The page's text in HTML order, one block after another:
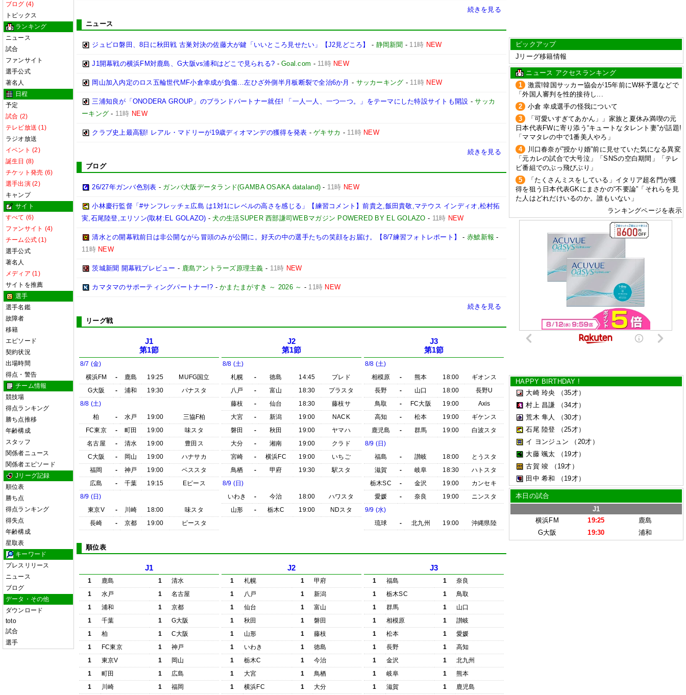
ブログ (4)
トピックス
ランキング
ニュース
試合
ファンサイト
選手公式
著名人
日程
予定
試合 (2)
テレビ放送 (1)
ラジオ放送
イベント (2)
誕生日 (8)
チケット発売 (6)
選手出演 (2)
キャンプ
サイト
すべて (6)
ファンサイト (4)
チーム公式 (1)
選手公式
著名人
メディア (1)
サイトを推薦
選手
選手名鑑
故障者
移籍
エピソード
契約状況
出場時間
得点・警告
チーム情報
競技場
得点ランキング
勝ち点推移
年齢構成
スタッフ
関係者ニュース
関係者エピソード
Jリーグ記録
順位表
勝ち点
得点ランキング
得失点
年齢構成
星取表
キーワード
プレスリリース
ニュース
ブログ
データ・その他
ダウンロード
toto
試合
選手
続きを見る
ニュース
ジュビロ磐田、8日に秋田戦 古巣対決の佐藤大が鍵「いいところ見せたい」【J2見どころ】 - 静岡新聞 - 11時 NEW
J1開幕戦の横浜FM対鹿島、G大阪vs浦和はどこで見られる? -Goal.com - 11時 NEW
岡山加入内定のロス五輪世代MF小倉幸成が負傷…左ひざ外側半月板断裂で全治6か月 - サッカーキング - 11時 NEW
三浦知良が「ONODERA GROUP」のブランドパートナー就任! 「一人一人、一つ一つ。」をテーマにした特設サイトも開設 -サッカ
ーキング - 11時 NEW
クラブ史上最高額! レアル・マドリーが19歳ディオマンデの獲得を発表 -ゲキサカ - 11時 NEW
続きを見る
ブログ
26/27年ガンバ色別表 - ガンバ大阪データランド(GAMBA OSAKA dataland) - 11時 NEW
小林慶行監督「#サンフレッチェ広島 は1対1にレベルの高さを感じる」【練習コメント】前貴之,飯田貴敬,マテウス インディオ,松村拓
実,石尾陸登,エリソン(取材:EL GOLAZO) -犬の生活SUPER 西部謙司WEBマガジン POWERED BY EL GOLAZO - 11時 NEW
清水との開幕戦前日は非公開ながら冒頭のみが公開に。好天の中の選手たちの笑顔をお届け。【8/7練習フォトレポート】 -赤鯱新報 -
11時 NEW
茨城新聞 開幕戦プレビュー - 鹿島アントラーズ原理主義 - 11時 NEW
カマタマのサポーティングパートナー!? -かまたまがすき ～ 2026 ～ - 11時 NEW
続きを見る
リーグ戦
J1
第1節
8/7 (金)
横浜FM
- 鹿島 19:25
MUFG国立
G大阪
- 浦和 19:30
パナスタ
8/8 (土)
柏
- 水戸 19:00
三協F柏
FC東京
- 町田 19:00
味スタ
名古屋
- 清水 19:00
豊田ス
C大阪
- 岡山 19:00
ハナサカ
福岡
- 神戸 19:00
ベススタ
広島
- 千葉 19:15
Eピース
8/9 (日)
東京V
- 川崎 18:00
味スタ
長崎
- 京都 19:00 ピースタ
J2
第1節
8/8 (土)
札幌
- 徳島 14:45
プレド
八戸
- 富山 18:30
プラスタ
藤枝
- 仙台 18:30
藤枝サ
大宮
- 新潟 19:00
NACK
磐田
- 秋田 19:00
ヤマハ
大分
- 湘南 19:00
クラド
宮崎
- 横浜FC 19:00
いちご
鳥栖
- 甲府 19:30
駅スタ
8/9 (日)
いわき
- 今治 18:00
ハワスタ
山形
- 栃木C 19:00 NDスタ
J3
第1節
8/8 (土)
相模原
- 熊本 18:00
ギオンス
長野
- 山口 18:00
長野U
鳥取
- FC大阪 19:00
Axis
高知
- 松本 19:00
ギケンス
鹿児島
- 群馬 19:00
白波スタ
8/9 (日)
福島
- 讃岐 18:00
とうスタ
滋賀
- 岐阜 18:30
ハトスタ
栃木SC
- 金沢 19:00
カンセキ
愛媛
- 奈良 19:00
ニンスタ
9/9 (水)
琉球
- 北九州 19:00 沖縄県陸
順位表
J1
1 鹿島 1
清水
1
水戸 1
名古屋
1
浦和 1
京都
1
千葉 1
G大阪
1
柏 1
C大阪
1
FC東京 1
神戸
1
東京V 1
岡山
1
町田 1
広島
1
川崎 1 福岡
J2
1 札幌 1
甲府
1
八戸 1
新潟
1
仙台 1
富山
1
秋田 1
磐田
1
山形 1
藤枝
1
いわき 1
徳島
1
栃木C 1
今治
1
大宮 1
鳥栖
1
横浜FC 1 大分
J3
1 福島 1
奈良
1
栃木SC 1
鳥取
1
群馬 1
山口
1
相模原 1
讃岐
1
松本 1
愛媛
1
長野 1
高知
1
金沢 1
北九州
1
岐阜 1
熊本
1
滋賀 1 鹿児島
ピックアップ
Jリーグ移籍情報
ニュース アクセスランキング
1
激震!韓国サッカー協会が15年前にW杯予選などで
「外国人審判を性的接待し...
2
小倉 幸成選手の怪我について
3
「可愛いすぎてあかん」」家族と夏休み満喫の元
日本代表FWに寄り添う“キュートなタレント妻”が話題!
「ママタレの中で1番美人やろ」
4
川口春奈が”授かり婚”前に見せていた気になる異変
「元カレの試合で大号泣」「SNSの空白期間」「テレ
ビ番組でのぶっ飛びぶり」
5
「たくさんミスをしている」イタリア超名門が獲
得を狙う日本代表GKにまさかの“不要論”「それらを見
た人はどれだけいるのか。誰もいない」
ランキングページを表示
HAPPY BIRTHDAY !
大崎 玲央
（35才）
村上 昌謙
（34才）
荒木 隼人
（30才）
石尾 陸登
（25才）
イ ヨンジュン
（20才）
大藤 颯太
（19才）
古賀 竣
（19才）
田中 希和
（19才）
本日の試合
J1
横浜FM
19:25
鹿島
G大阪
19:30 浦和